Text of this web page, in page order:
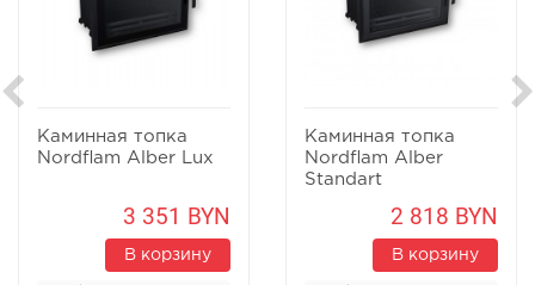
Каминная топка
Nordflam Alber Lux
3 351 BYN
В корзину
Каминная топка
Nordflam Alber
Standart
2 818 BYN
В корзину